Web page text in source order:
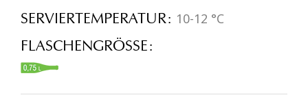
SERVIERTEMPERATUR 10-12 °C
FLASCHENGRÖSSE